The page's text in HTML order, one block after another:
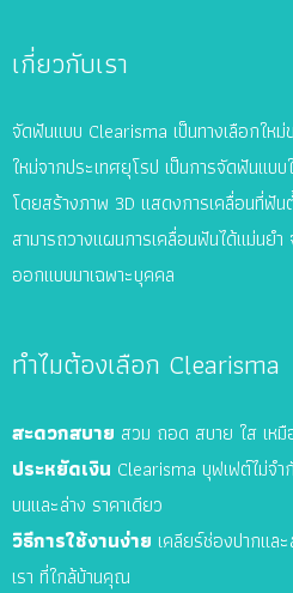
เกี่ยวกับเรา
จัดฟันแบบ Clearisma เป็นทางเลือกใหม่
ใหม่จากประเทศยุโรป เป็นการจัดฟันแ
โดยสร้างภาพ 3D แสดงการเคลื่อนที่ฟั
สามารถวางแผนการเคลื่อนฟันได้แม่นย
ออกแบบมาเฉพาะบุคคล
ทำไมต้องเลือก Clearisma
สะดวกสบาย สวม ถอด สบาย ใส เหมื
ประหยัดเงิน Clearisma บุฟเฟต์ไม่จ
บนและล่าง ราคาเดียว
วิธีการใช้งานง่าย เคลียร์ช่องปากแล
เรา ที่ใกล้บ้านคุณ